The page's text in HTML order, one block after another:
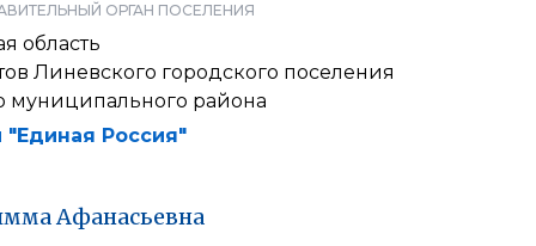
ОРГАН ПОСЕЛЕНИЯ
область
Линевского городского поселения
муниципального района
"Единая Россия"
Афанасьевна